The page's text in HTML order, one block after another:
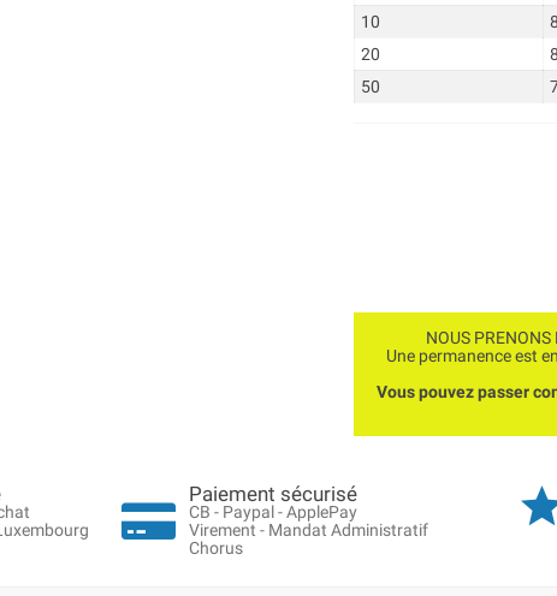
10
20
50
NOUS
Une permanence est
Vous pouvez passer
Paiement sécurisé
CB - Paypal - ApplePay
Virement - Mandat Administratif
Chorus